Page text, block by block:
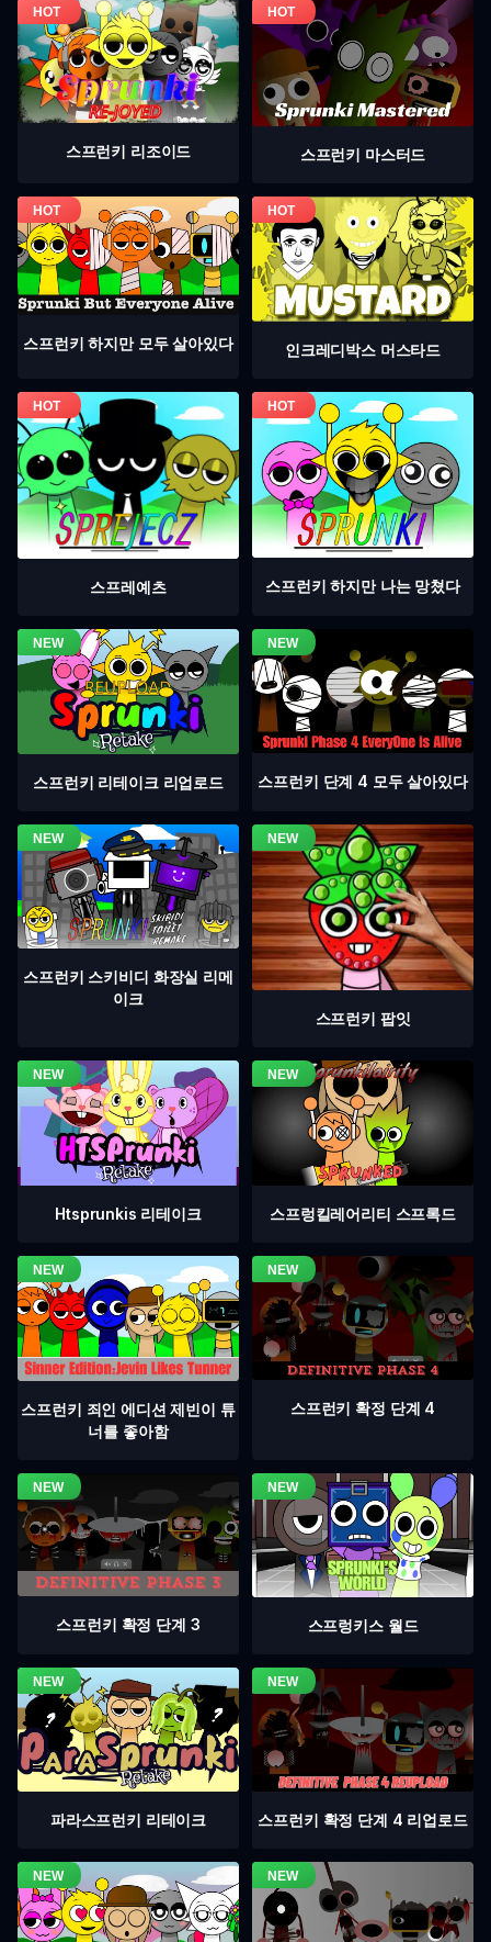
스프런키 리조이드 스프런키 마스터드
스프런키 하지만 모두 살아있다 인크레디박스 머스타드
스프레예츠 스프런키 하지만 나는 망쳤다
스프런키 리테이크 리업로드 스프런키 단계 4 모두 살아있다
스프런키 스키비디 화장실 리메
이크
스프런키 팝잇
Htsprunkis 리테이크 스프렁킬레어리티 스프록드
스프런키 죄인 에디션 제빈이 튜
너를 좋아함
스프런키 확정 단계 4
스프런키 확정 단계 3 스프렁키스 월드
파라스프런키 리테이크 스프런키 확정 단계 4 리업로드